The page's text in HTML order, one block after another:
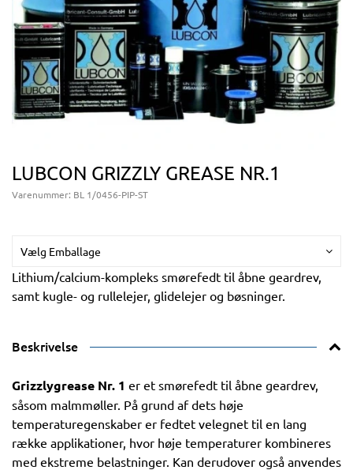
LUBCON GRIZZLY GREASE NR.1
Varenummer: BL 1/0456-PIP-ST
Vælg Emballage
Lithium/calcium-kompleks smørefedt til åbne geardrev,
samt kugle- og rullelejer, glidelejer og bøsninger.
Beskrivelse
Grizzlygrease Nr. 1 er et smørefedt til åbne geardrev,
såsom malmmøller. På grund af dets høje
temperaturegenskaber er fedtet velegnet til en lang
række applikationer, hvor høje temperaturer kombineres
med ekstreme belastninger. Kan derudover også anvendes